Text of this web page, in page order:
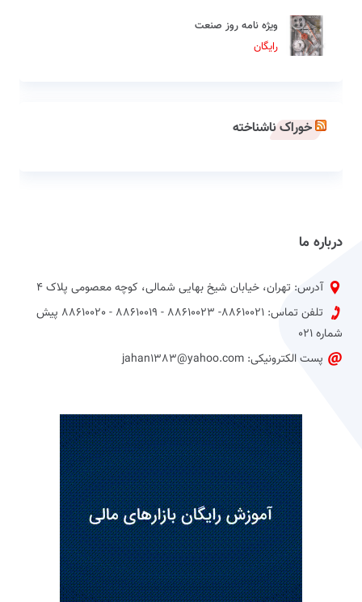
ویژه نامه روز صنعت
رایگان
خوراک ناشناخته
درباره ما
آدرس: تهران، خیابان شیخ بهایی شمالی، کوچه معصومی پلاک 4
تلفن تماس: 88610021- 88610023 - 88610019 - 88610020 پیش
شماره 021
پست الکترونیکی: jahan1383@yahoo.com